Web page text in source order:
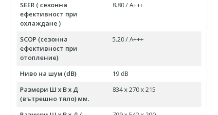
SEER ( сезонна
ефективност при
охлаждане )
8.80 / А+++
SCOP (сезонна
ефективност при
отопление)
5.20 / А+++
Ниво на шум (dB)
19 dB
Размери Ш х В х Д
(вътрешно тяло) мм.
834 x 270 x 215